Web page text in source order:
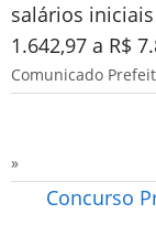
salários
1.642,97 a R$
Comunicado
»
Concurso